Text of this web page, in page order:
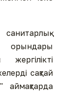
орындары
сақтай